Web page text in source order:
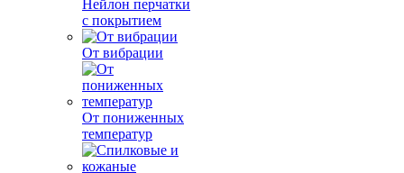
Нейлон перчатки
с покрытием
От вибрации
От пониженных
температур